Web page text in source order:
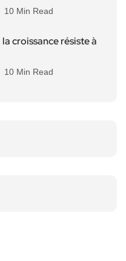
10 Min Read
croissance résiste à
10 Min Read